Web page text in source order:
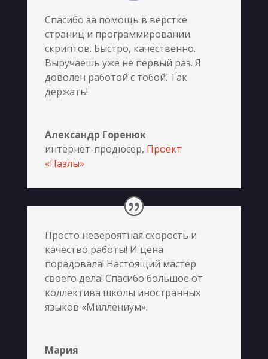
Спасибо за помощь в верстке
страниц и программировании
скриптов. Быстро, качественно.
Выручаешь уже не первый раз. Я
доволен работой с тобой. Так
держать!
Александр Горенюк
интернет-продюсер, Проект
«Пазлы»
Просто невероятная скорость и
качество работы! И цена
порадовала! Настоящий мастер
своего дела! Спасибо большое от
коллектива школы иностранных
языков «Миллениум».
Мария